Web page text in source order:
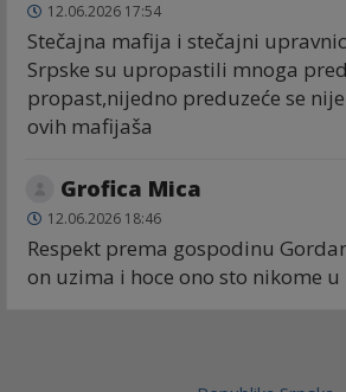
12.06.2026 17:54
Stečajna mafija i stečajni
Srpske su upropastili mnoga
propast,nijedno preduzeće se
ovih mafijaša
Grofica Mica
12.06.2026 18:46
Respekt prema gospodinu
on uzima i hoce ono sto nikome u